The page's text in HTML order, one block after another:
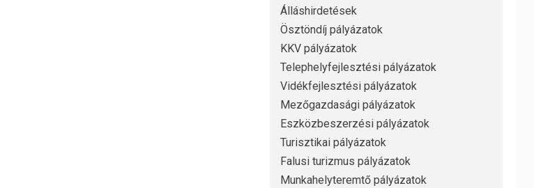
Álláshirdetések
Ösztöndíj pályázatok
KKV pályázatok
Telephelyfejlesztési pályázatok
Vidékfejlesztési pályázatok
Mezőgazdasági pályázatok
Eszközbeszerzési pályázatok
Turisztikai pályázatok
Falusi turizmus pályázatok
Munkahelyteremtő pályázatok